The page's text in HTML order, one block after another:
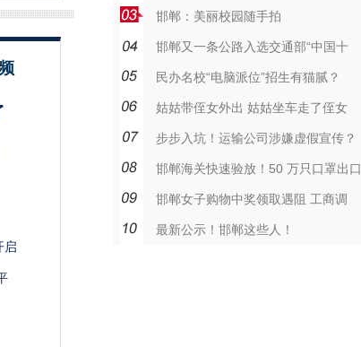
启
邯郸：美丽校园随手拍
邯郸又一条公路入选交通部“中国十
民办名校“电脑派位”招生有猫腻？
姑姑带侄女外出 姑姑坐车走了侄女
步步入坑！运输公司涉嫌虚假宣传？
邯郸海关快速验放！50 万只口罩出口
邯郸女子购物中奖领取遇阻 工商调
最新公示！邯郸这些人！